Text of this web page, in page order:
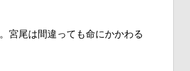
宮尾は間違っても命にかかわる